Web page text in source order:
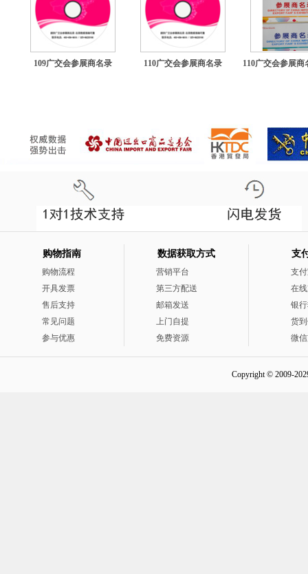
109广交会参展商名录 110广交会参展商名录 110广交会参展商
购物指南
购物流程
开具发票
售后支持
常见问题
参与优惠
数据获取方式
营销平台
第三方配送
邮箱发送
上门自提
免费资源
支
支
在
银
货
微
Copyright © 2009-